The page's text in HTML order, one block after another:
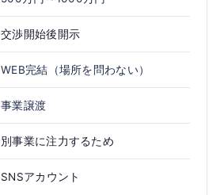
交渉開始後開示
WEB完結（場所を問わない）
事業譲渡
別事業に注力するため
SNSアカウント